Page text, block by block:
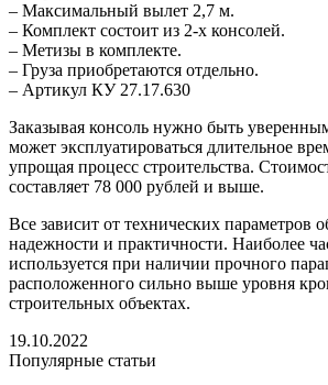
– Максимальный вылет 2,7 м.
– Комплект состоит из 2-х консолей.
– Метизы в комплекте.
– Груза приобретаются отдельно.
– Артикул КУ 27.17.630
Заказывая консоль нужно быть
может эксплуатироваться длительное
упрощая процесс строительства.
составляет 78 000 рублей и выше.
Все зависит от технических параметров
надежности и практичности. Наиболее
используется при наличии прочного
расположенного сильно выше уровня
строительных объектах.
19.10.2022
Популярные статьи